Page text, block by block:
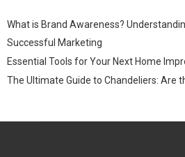
What is Brand Awareness?
Successful Marketing
Essential Tools for Your Next Home
The Ultimate Guide to Chandeliers: Are